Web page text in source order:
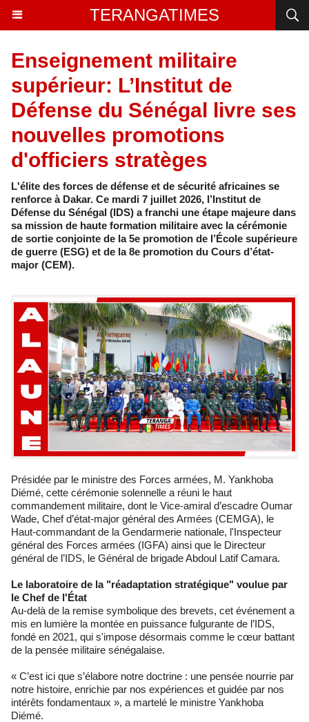
TERANGATIMES
Enseignement militaire
supérieur: L’Institut de
Défense du Sénégal livre ses
nouvelles promotions
d'officiers stratèges
L'élite des forces de défense et de sécurité africaines se
renforce à Dakar. Ce mardi 7 juillet 2026, l’Institut de
Défense du Sénégal (IDS) a franchi une étape majeure dans
sa mission de haute formation militaire avec la cérémonie
de sortie conjointe de la 5e promotion de l’École supérieure
de guerre (ESG) et de la 8e promotion du Cours d’état-
major (CEM).
Présidée par le ministre des Forces armées, M. Yankhoba
Diémé, cette cérémonie solennelle a réuni le haut
commandement militaire, dont le Vice-amiral d’escadre Oumar
Wade, Chef d’état-major général des Armées (CEMGA), le
Haut-commandant de la Gendarmerie nationale, l'Inspecteur
général des Forces armées (IGFA) ainsi que le Directeur
général de l’IDS, le Général de brigade Abdoul Latif Camara.
Le laboratoire de la "réadaptation stratégique" voulue par
le Chef de l'État
Au-delà de la remise symbolique des brevets, cet événement a
mis en lumière la montée en puissance fulgurante de l’IDS,
fondé en 2021, qui s'impose désormais comme le cœur battant
de la pensée militaire sénégalaise.
« C’est ici que s’élabore notre doctrine : une pensée nourrie par
notre histoire, enrichie par nos expériences et guidée par nos
intérêts fondamentaux », a martelé le ministre Yankhoba
Diémé.